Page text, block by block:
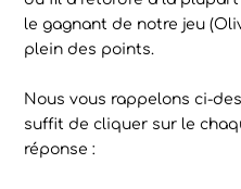
le gagnant de notre jeu
plein des points.
Nous vous rappelons ci-
suffit de cliquer sur le
réponse :